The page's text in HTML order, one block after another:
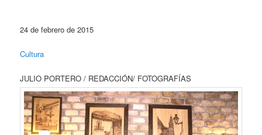
24 de febrero de 2015
Cultura
JULIO PORTERO / REDACCIÓN/ FOTOGRAFÍAS